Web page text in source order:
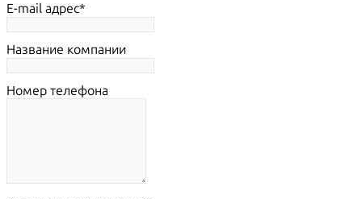
E-mail адрес
Название компании
Номер телефона